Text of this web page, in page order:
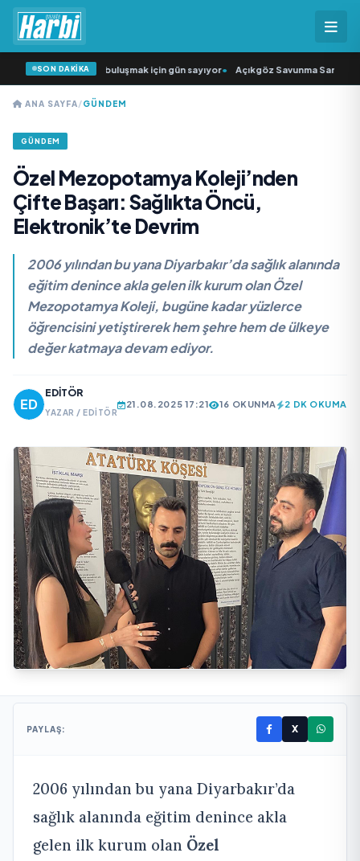
SON DAKİKA
seyircisiyle buluşmak için gün sayıyor• Açıkgöz Savunma Sanayi AŞ
ANA SAYFA/GÜNDEM
GÜNDEM
Özel Mezopotamya Koleji’nden
Çifte Başarı: Sağlıkta Öncü,
Elektronik’te Devrim
2006 yılından bu yana Diyarbakır’da sağlık alanında
eğitim denince akla gelen ilk kurum olan Özel
Mezopotamya Koleji, bugüne kadar yüzlerce
öğrencisini yetiştirerek hem şehre hem de ülkeye
değer katmaya devam ediyor.
EDITÖR
YAZAR / EDITÖR
21.08.2025 17:21 16 OKUNMA 2 DK OKUMA
PAYLAŞ: X
2006 yılından bu yana Diyarbakır’da
sağlık alanında eğitim denince akla
gelen ilk kurum olan Özel